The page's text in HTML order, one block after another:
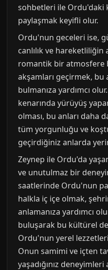
sohbetleri ile Ordu'daki
paylaşmak keyifli olur.
Ordu'nun geceleri ise,
canlılık ve
romantik bir atmosfere
akşamları geçirmek,
bulmanıza yardımcı
kenarında yürüyüş
olması, bu anları daha
tüm yorgunluğu ve
geçirdiğiniz anlarda
Zeynep ile Ordu'da
ve unutulmaz bir
saatlerinde Ordu'nun
halkla iç içe olmak,
anlamanıza yardımcı
buluşarak bu kültürel
Ordu'nun yerel
Onun samimi ve içten
yaşadığınız